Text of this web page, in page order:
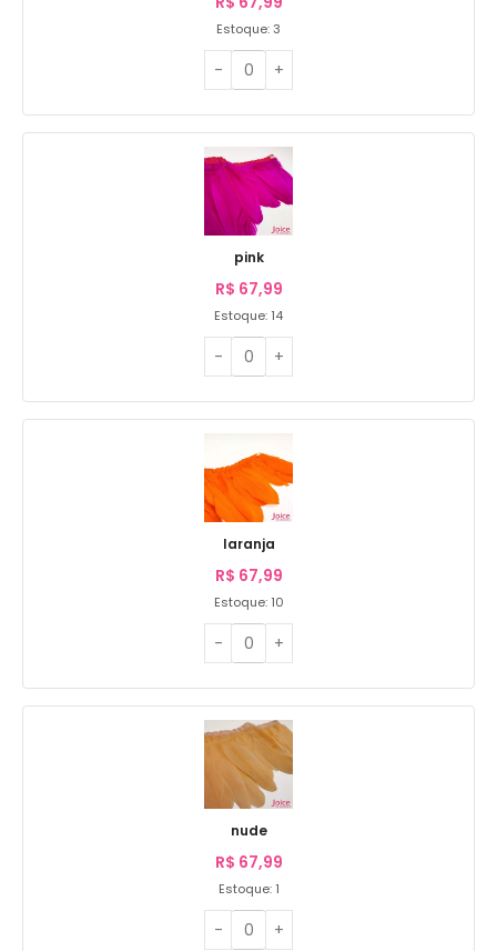
Estoque: 3
pink
R$ 67,99
Estoque: 14
laranja
R$ 67,99
Estoque: 10
nude
R$ 67,99
Estoque: 1